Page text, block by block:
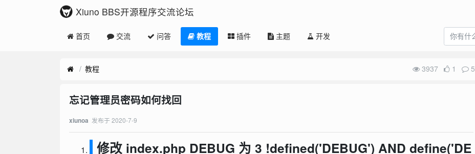
Xiuno BBS开源程序交流论坛
首页 交流 问答 教程 插件 主题 开发
教程 3937 1 5
忘记管理员密码如何找回
xiunoa 发布于 2020-7-9
修改 index.php DEBUG 为 3 !defined('DEBUG') AND define('DE